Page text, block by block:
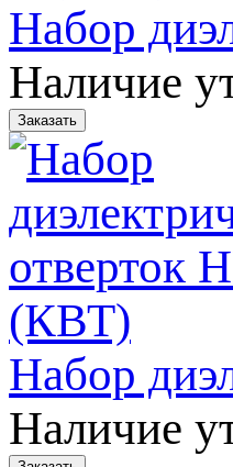
Набор
Наличие
Набор
Наличие